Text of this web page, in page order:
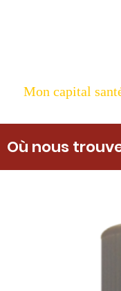
Mon capital
Où nous